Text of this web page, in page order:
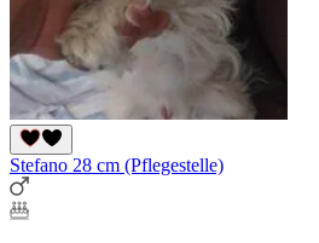
Stefano 28 cm (Pflegestelle)